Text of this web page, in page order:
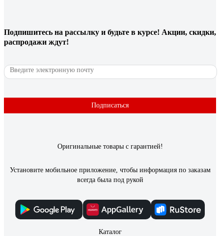
Подпишитесь на рассылку и будьте в курсе! Акции, скидки,
распродажи ждут!
Подписаться
Оригинальные товары с гарантией!
Установите мобильное приложение, чтобы информация по заказам
всегда была под рукой
Каталог